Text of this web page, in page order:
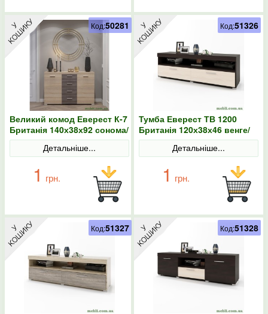
Великий комод Еверест К-7
Британія 140х38х92 сонома/
трюфель (телескопічні)
Детальніше...
1 грн.
Код:50281
Тумба Еверест ТВ 1200
Британія 120х38х46 венге/
дуб молочний
Детальніше...
1 грн.
Код:51326
Код:51327 Код:51328